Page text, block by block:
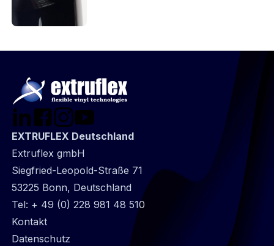
EXTRUFLEX Deutschland
Extruflex gmbH
Siegfried-Leopold-Straße 71
53225 Bonn, Deutschland
Tel: + 49 (0) 228 981 48 510
@
Footer
Kontakt
Datenschutz